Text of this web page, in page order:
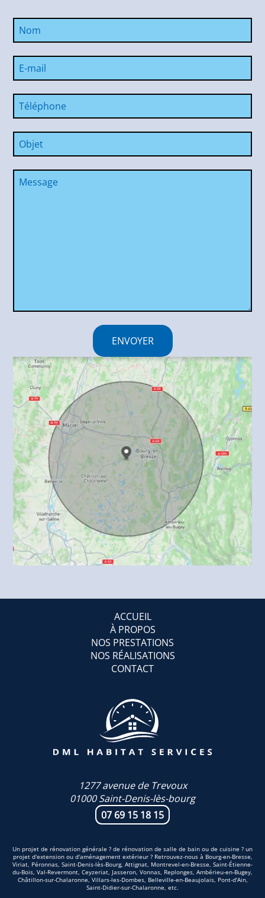
ACCUEIL
À PROPOS
NOS PRESTATIONS
NOS RÉALISATIONS
CONTACT
1277 avenue de Trevoux
01000 Saint-Denis-lès-bourg
07 69 15 18 15
Un projet de rénovation générale ? de rénovation de salle de bain ou de cuisine ? un
projet d'extension ou d'aménagement extérieur ? Retrouvez-nous à Bourg-en-Bresse,
Viriat, Péronnas, Saint-Denis-lès-Bourg, Attignat, Montrevel-en-Bresse, Saint-Étienne-
du-Bois, Val-Revermont, Ceyzeriat, Jasseron, Vonnas, Replonges, Ambérieu-en-Bugey,
Châtillon-sur-Chalaronne, Villars-les-Dombes, Belleville-en-Beaujolais, Pont-d'Ain,
Saint-Didier-sur-Chalaronne, etc.